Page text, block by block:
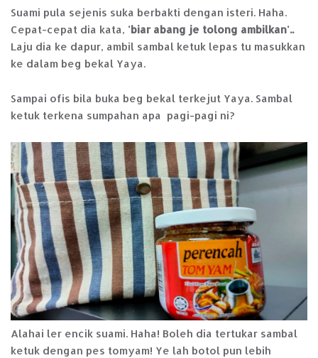
Suami pula sejenis suka berbakti dengan isteri. Haha.
Cepat-cepat dia kata, 'biar abang je tolong ambilkan'..
Laju dia ke dapur, ambil sambal ketuk lepas tu masukkan
ke dalam beg bekal Yaya.
Sampai ofis bila buka beg bekal terkejut Yaya. Sambal
ketuk terkena sumpahan apa pagi-pagi ni?
Alahai ler encik suami. Haha! Boleh dia tertukar sambal
ketuk dengan pes tomyam! Ye lah botol pun lebih